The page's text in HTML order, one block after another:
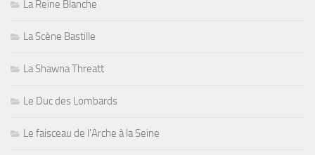
La Reine Blanche
La Scène Bastille
La Shawna Threatt
Le Duc des Lombards
Le faisceau de l'Arche à la Seine